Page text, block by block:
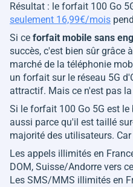
Résultat : le forfait 100 Go
seulement 16,99€/mois
Si ce forfait mobile sans
succès, c'est bien sûr grâce
marché de la téléphonie
un forfait sur le réseau 5G
attractif. Mais ce n'est pas
Si le forfait 100 Go 5G est le
aussi parce qu'il est taillé
majorité des utilisateurs.
Les appels illimités en
DOM, Suisse/Andorre vers
Les SMS/MMS illimités en